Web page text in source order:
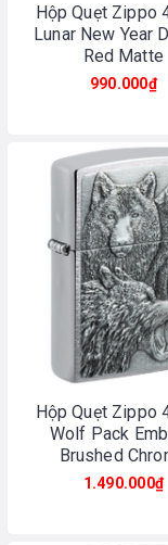
Hộp Quẹt Zippo
Lunar New Year
Red Matte
990.000₫
Hộp Quẹt Zippo
Wolf Pack
Brushed
1.490.000₫